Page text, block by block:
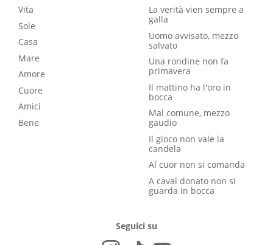
Vita
Sole
Casa
Mare
Amore
Cuore
Amici
Bene
La verità vien sempre a
galla
Uomo avvisato, mezzo
salvato
Una rondine non fa
primavera
Il mattino ha l'oro in
bocca
Mal comune, mezzo
gaudio
Il gioco non vale la
candela
Al cuor non si comanda
A caval donato non si
guarda in bocca
Seguici su